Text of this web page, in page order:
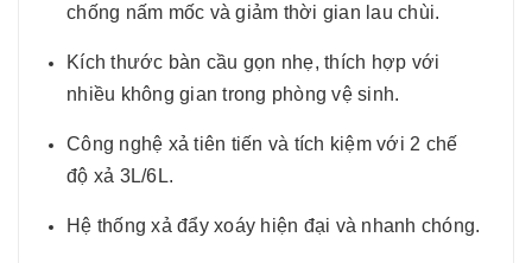
chống nấm mốc và giảm thời gian lau chùi.
Kích thước bàn cầu gọn nhẹ, thích hợp với
nhiều không gian trong phòng vệ sinh.
Công nghệ xả tiên tiến và tích kiệm với 2 chế
độ xả 3L/6L.
Hệ thống xả đẩy xoáy hiện đại và nhanh chóng.